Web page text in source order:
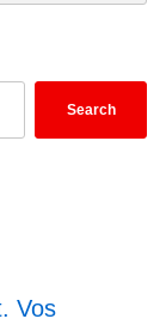
Search
Vos